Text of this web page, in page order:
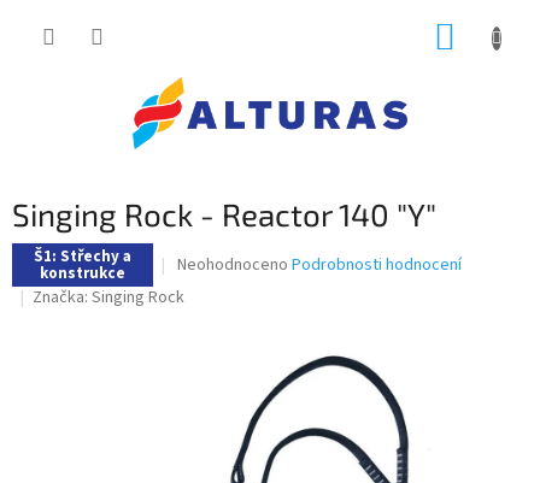
Singing Rock - Reactor 140 "Y"
Š1: Střechy a
konstrukce
Průměrné
hodnocení
produktu
hvězdiček.
Neohodnoceno Podrobnosti hodnocení
Značka: Singing Rock